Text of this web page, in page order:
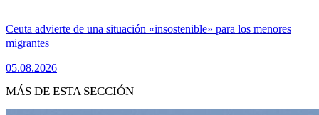
Ceuta advierte de una situación «insostenible» para los menores
migrantes
05.08.2026
MÁS DE ESTA SECCIÓN